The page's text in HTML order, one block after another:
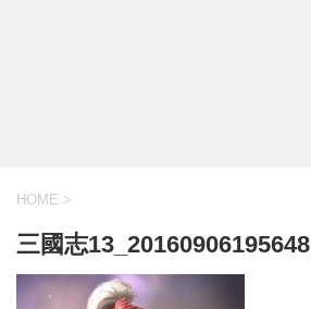
HOME >
三國志13_20160906195648